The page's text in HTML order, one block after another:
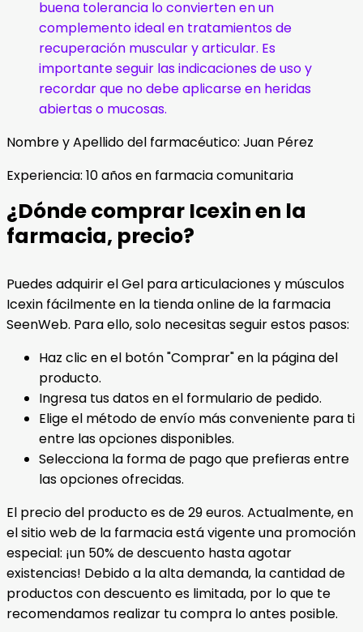
buena tolerancia lo convierten en un
complemento ideal en tratamientos de
recuperación muscular y articular. Es
importante seguir las indicaciones de uso y
recordar que no debe aplicarse en heridas
abiertas o mucosas.
Nombre y Apellido del farmacéutico: Juan Pérez
Experiencia: 10 años en farmacia comunitaria
¿Dónde comprar Icexin en la
farmacia, precio?
Puedes adquirir el Gel para articulaciones y músculos
Icexin fácilmente en la tienda online de la farmacia
SeenWeb. Para ello, solo necesitas seguir estos pasos:
Haz clic en el botón "Comprar" en la página del
producto.
Ingresa tus datos en el formulario de pedido.
Elige el método de envío más conveniente para ti
entre las opciones disponibles.
Selecciona la forma de pago que prefieras entre
las opciones ofrecidas.
El precio del producto es de 29 euros. Actualmente, en
el sitio web de la farmacia está vigente una promoción
especial: ¡un 50% de descuento hasta agotar
existencias! Debido a la alta demanda, la cantidad de
productos con descuento es limitada, por lo que te
recomendamos realizar tu compra lo antes posible.